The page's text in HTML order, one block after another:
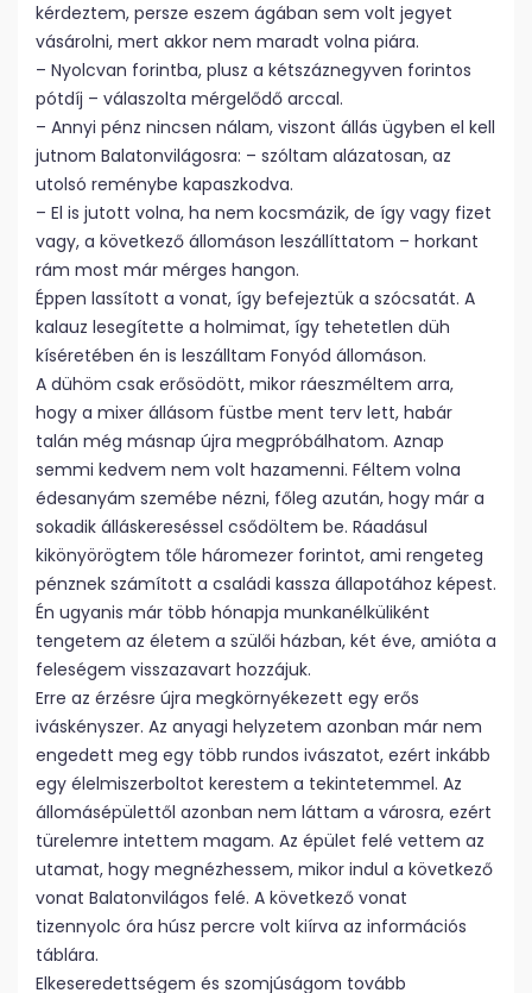
kérdeztem, persze eszem ágában sem volt jegyet
vásárolni, mert akkor nem maradt volna piára.
– Nyolcvan forintba, plusz a kétszáznegyven forintos
pótdíj – válaszolta mérgelődő arccal.
– Annyi pénz nincsen nálam, viszont állás ügyben el kell
jutnom Balatonvilágosra: – szóltam alázatosan, az
utolsó reménybe kapaszkodva.
– El is jutott volna, ha nem kocsmázik, de így vagy fizet
vagy, a következő állomáson leszállíttatom – horkant
rám most már mérges hangon.
Éppen lassított a vonat, így befejeztük a szócsatát. A
kalauz lesegítette a holmimat, így tehetetlen düh
kíséretében én is leszálltam Fonyód állomáson.
A dühöm csak erősödött, mikor ráeszméltem arra,
hogy a mixer állásom füstbe ment terv lett, habár
talán még másnap újra megpróbálhatom. Aznap
semmi kedvem nem volt hazamenni. Féltem volna
édesanyám szemébe nézni, főleg azután, hogy már a
sokadik álláskereséssel csődöltem be. Ráadásul
kikönyörögtem tőle háromezer forintot, ami rengeteg
pénznek számított a családi kassza állapotához képest.
Én ugyanis már több hónapja munkanélküliként
tengetem az életem a szülői házban, két éve, amióta a
feleségem visszazavart hozzájuk.
Erre az érzésre újra megkörnyékezett egy erős
iváskényszer. Az anyagi helyzetem azonban már nem
engedett meg egy több rundos ivászatot, ezért inkább
egy élelmiszerboltot kerestem a tekintetemmel. Az
állomásépülettől azonban nem láttam a városra, ezért
türelemre intettem magam. Az épület felé vettem az
utamat, hogy megnézhessem, mikor indul a következő
vonat Balatonvilágos felé. A következő vonat
tizennyolc óra húsz percre volt kiírva az információs
táblára.
Elkeseredettségem és szomjúságom tovább